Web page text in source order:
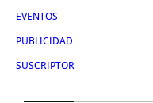
EVENTOS
PUBLICIDAD
SUSCRIPTOR